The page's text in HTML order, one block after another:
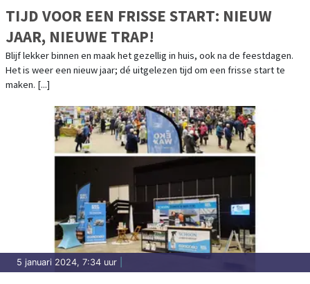
TIJD VOOR EEN FRISSE START: NIEUW
JAAR, NIEUWE TRAP!
Blijf lekker binnen en maak het gezellig in huis, ook na de feestdagen.
Het is weer een nieuw jaar; dé uitgelezen tijd om een frisse start te
maken. [...]
5 januari 2024, 7:34 uur